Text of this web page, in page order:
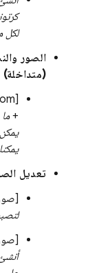
لكل
الصور
(متداخلة)
+
تعديل